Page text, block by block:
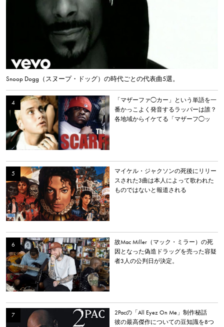
Snoop Dogg（スヌープ・ドッグ）の時代ごとの代表曲5選。
「マザーファ◯カー」という単語を一
番かっこよく発音するラッパーは誰？
各地域からイケてる「マザーフ◯ッ
マイケル・ジャクソンの死後にリリー
スされた3曲は本人によって歌われた
ものではないと報道される
故Mac Miller（マック・ミラー）の死
因となった偽造ドラッグを売った容疑
者3人の公判日が決定。
2Pacの「All Eyez On Me」制作秘話
彼の最高傑作についての豆知識を8つ